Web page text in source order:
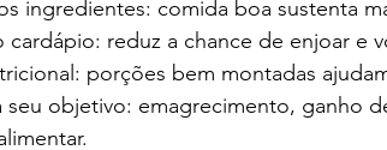
ingredientes: comida boa sustenta
cardápio: reduz a chance de enjoar e
porções bem montadas
seu objetivo: emagrecimento, ganho